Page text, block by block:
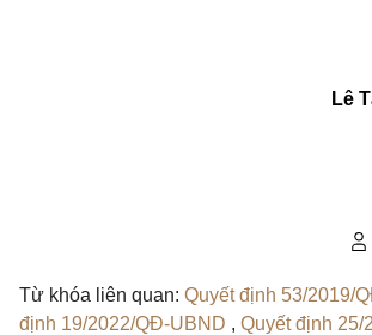
Lê
Từ khóa liên quan: Quyết định 53/2019/
định 19/2022/QĐ-UBND , Quyết định